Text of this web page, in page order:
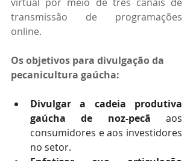
transmissão de programações
online.
Os objetivos para divulgação da
pecanicultura gaúcha:
Divulgar a cadeia produtiva
gaúcha de noz-pecã aos
consumidores e aos investidores
no setor.